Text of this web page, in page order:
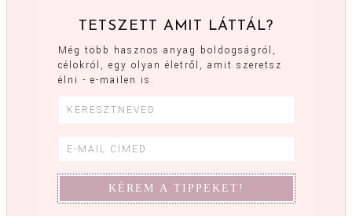
TETSZETT AMIT LÁTTÁL?
Még több hasznos anyag boldogságról,
célokról, egy olyan életről, amit szeretsz
élni - e-mailen is.